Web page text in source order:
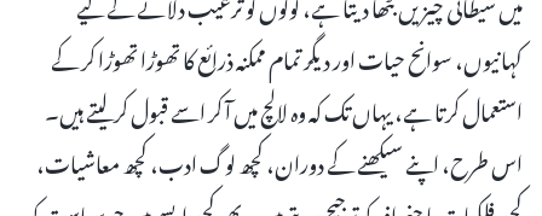
کہانیوں، سوانح حیات اور دیگر تمام ممکنہ ذرائع کا تھوڑا تھوڑا کر کے
استعمال کرتا ہے، یہاں تک کہ وہ لالچ میں آ کر اسے قبول کر لیتے ہیں۔
اس طرح، اپنے سیکھنے کے دوران، کچھ لوگ ادب، کچھ معاشیات،